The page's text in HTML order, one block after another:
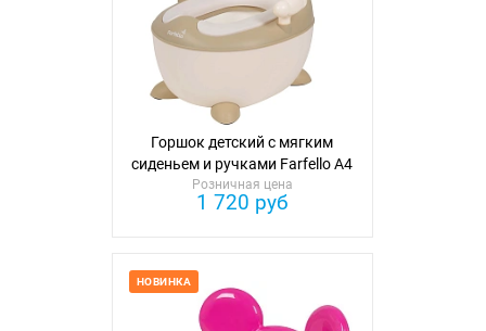
Горшок детский с мягким
сиденьем и ручками Farfello A4
Розничная цена
1 720 руб
НОВИНКА